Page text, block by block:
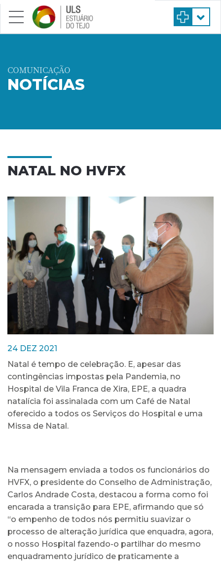
Saltar para conteúdo principal
COMUNICAÇÃO
NOTÍCIAS
NATAL NO HVFX
24 DEZ 2021
Natal é tempo de celebração. E, apesar das
contingências impostas pela Pandemia, no
Hospital de Vila Franca de Xira, EPE, a quadra
natalícia foi assinalada com um Café de Natal
oferecido a todos os Serviços do Hospital e uma
Missa de Natal.
Na mensagem enviada a todos os funcionários do
HVFX, o presidente do Conselho de Administração,
Carlos Andrade Costa, destacou a forma como foi
encarada a transição para EPE, afirmando que só
“o empenho de todos nós permitiu suavizar o
processo de alteração jurídica que enquadra, agora,
o nosso Hospital fazendo-o partilhar do mesmo
enquadramento jurídico de praticamente a